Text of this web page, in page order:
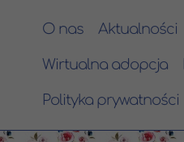
O nas Aktualności
Wirtualna adopcja
Polityka prywatności